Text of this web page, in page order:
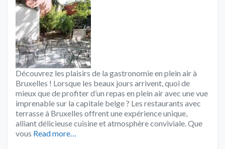
Découvrez les plaisirs de la gastronomie en plein air à
Bruxelles ! Lorsque les beaux jours arrivent, quoi de
mieux que de profiter d’un repas en plein air avec une vue
imprenable sur la capitale belge ? Les restaurants avec
terrasse à Bruxelles offrent une expérience unique,
alliant délicieuse cuisine et atmosphère conviviale. Que
vous Read more…